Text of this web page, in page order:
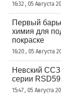
16:32 , 05 Августа
Первый
химия для
покраске
16:20 , 05 Августа
Невский ССЗ
серии
15:47 , 05 Августа